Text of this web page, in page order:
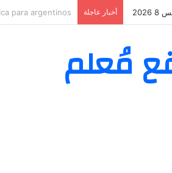
أخبار عاجلة Sign‑Up Guide
مُعلم